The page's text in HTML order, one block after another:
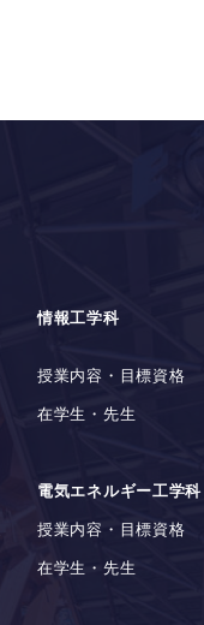
情報工学科
授業内容・目標資格
在学生・先生
電気エネルギー工学科
授業内容・目標資格
在学生・先生